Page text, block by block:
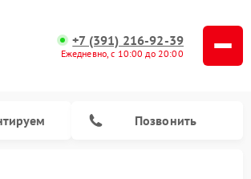
+7 (391) 216-92-39
Ежедневно, с 10:00 до 20:00
Позвонить